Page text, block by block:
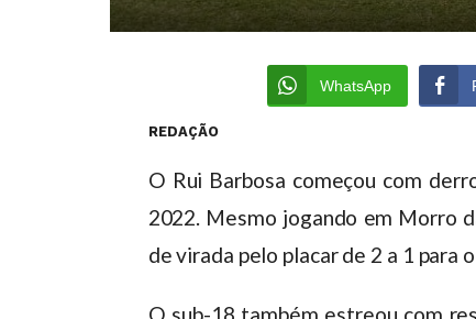
WhatsApp
REDAÇÃO
O Rui Barbosa começou com
2022. Mesmo jogando em Morro
de virada pelo placar de 2 a 1 para